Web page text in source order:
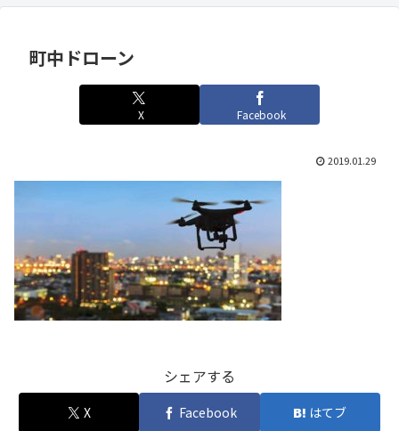
町中ドローン
X Facebook
2019.01.29
シェアする
X Facebook はてブ